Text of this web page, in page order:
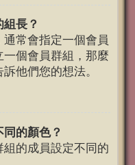
長？
常會指定一個會員
個會員群組，那麼
他們您的想法。
的顏色？
的成員設定不同的